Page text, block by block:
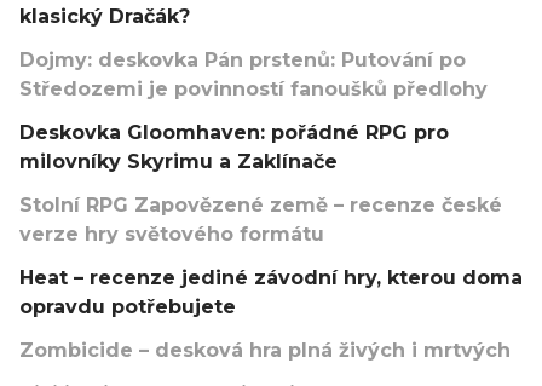
klasický Dračák?
Dojmy: deskovka Pán prstenů: Putování po
Středozemi je povinností fanoušků předlohy
Deskovka Gloomhaven: pořádné RPG pro
milovníky Skyrimu a Zaklínače
Stolní RPG Zapovězené země – recenze české
verze hry světového formátu
Heat – recenze jediné závodní hry, kterou doma
opravdu potřebujete
Zombicide – desková hra plná živých i mrtvých